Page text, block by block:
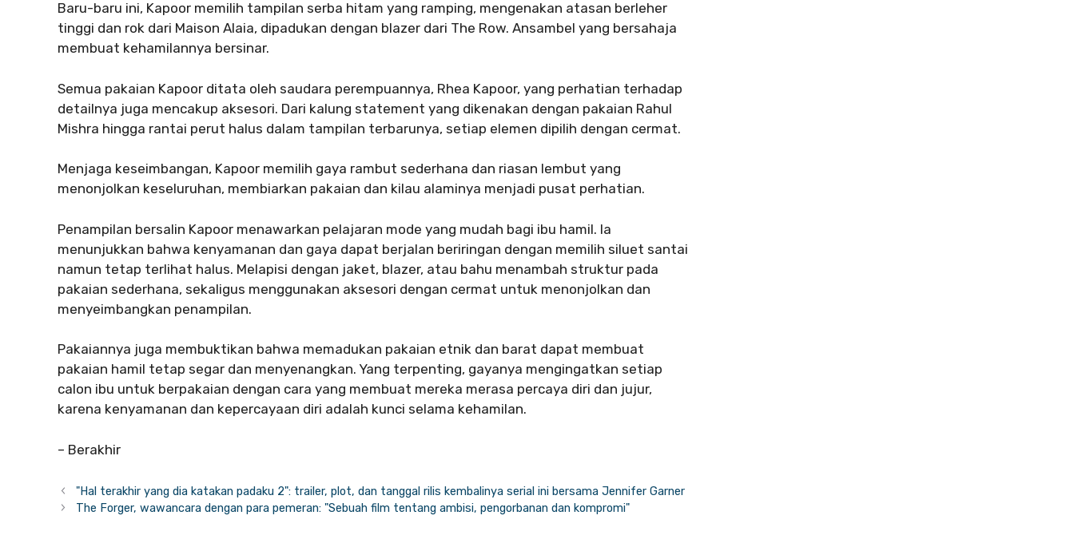
Baru-baru ini, Kapoor memilih tampilan serba hitam yang ramping, mengenakan atasan berleher
tinggi dan rok dari Maison Alaia, dipadukan dengan blazer dari The Row. Ansambel yang bersahaja
membuat kehamilannya bersinar.
Semua pakaian Kapoor ditata oleh saudara perempuannya, Rhea Kapoor, yang perhatian terhadap
detailnya juga mencakup aksesori. Dari kalung statement yang dikenakan dengan pakaian Rahul
Mishra hingga rantai perut halus dalam tampilan terbarunya, setiap elemen dipilih dengan cermat.
Menjaga keseimbangan, Kapoor memilih gaya rambut sederhana dan riasan lembut yang
menonjolkan keseluruhan, membiarkan pakaian dan kilau alaminya menjadi pusat perhatian.
Penampilan bersalin Kapoor menawarkan pelajaran mode yang mudah bagi ibu hamil. Ia
menunjukkan bahwa kenyamanan dan gaya dapat berjalan beriringan dengan memilih siluet santai
namun tetap terlihat halus. Melapisi dengan jaket, blazer, atau bahu menambah struktur pada
pakaian sederhana, sekaligus menggunakan aksesori dengan cermat untuk menonjolkan dan
menyeimbangkan penampilan.
Pakaiannya juga membuktikan bahwa memadukan pakaian etnik dan barat dapat membuat
pakaian hamil tetap segar dan menyenangkan. Yang terpenting, gayanya mengingatkan setiap
calon ibu untuk berpakaian dengan cara yang membuat mereka merasa percaya diri dan jujur,
karena kenyamanan dan kepercayaan diri adalah kunci selama kehamilan.
– Berakhir
"Hal terakhir yang dia katakan padaku 2": trailer, plot, dan tanggal rilis kembalinya serial ini bersama Jennifer Garner
The Forger, wawancara dengan para pemeran: "Sebuah film tentang ambisi, pengorbanan dan kompromi"